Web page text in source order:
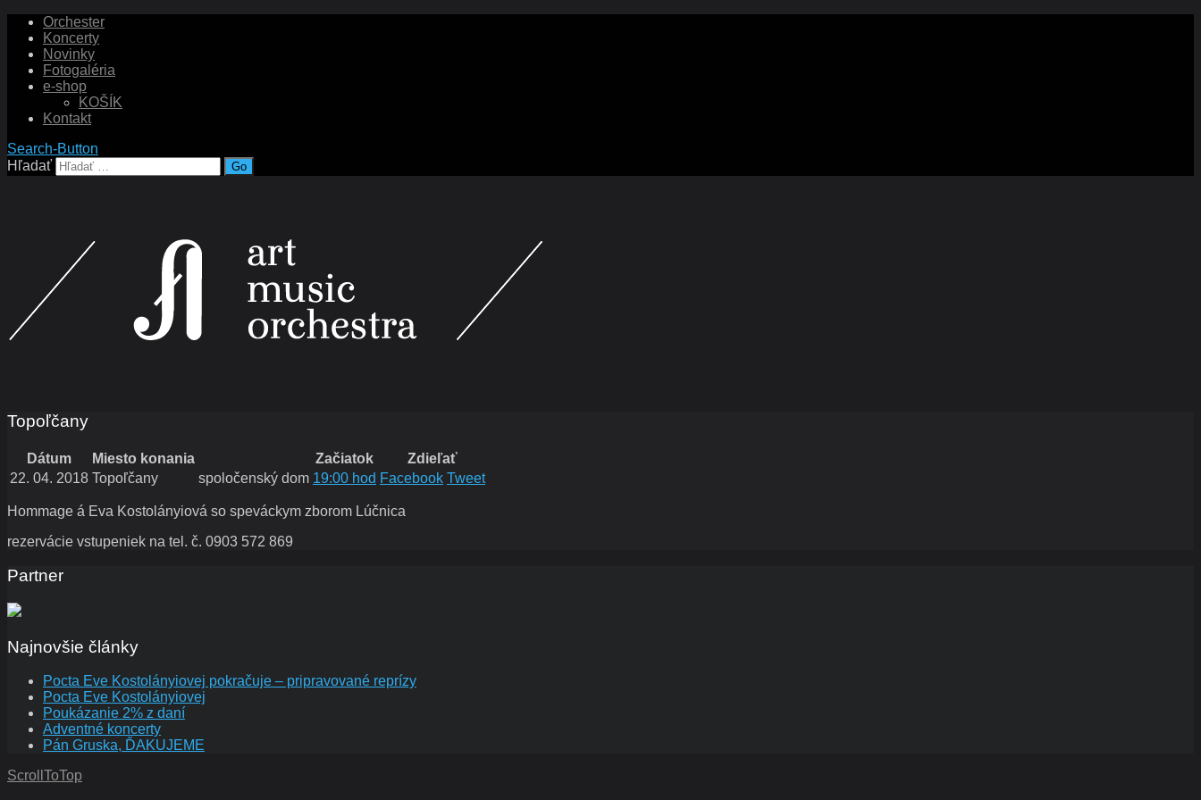
Orchester
Koncerty
Novinky
Fotogaléria
e-shop
KOŠÍK
Kontakt
Search-Button
Hľadať
Topoľčany
Dátum Miesto konania Začiatok
Zdieľať
22. 04. 2018 Topoľčany spoločenský dom 19:00 hod Facebook Tweet
Hommage á Eva Kostolányiová so speváckym zborom Lúčnica
rezervácie vstupeniek na tel. č. 0903 572 869
Partner
Najnovšie články
Pocta Eve Kostolányiovej pokračuje – pripravované reprízy
Pocta Eve Kostolányiovej
Poukázanie 2% z daní
Adventné koncerty
Pán Gruska, ĎAKUJEME
ScrollToTop